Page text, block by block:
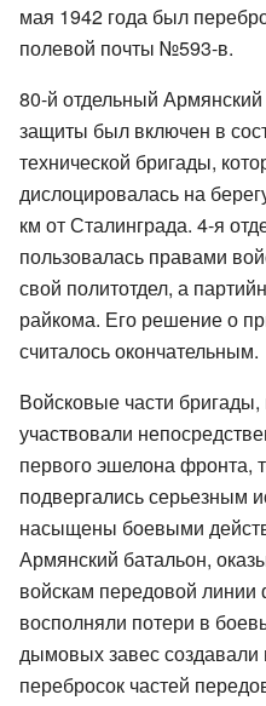
мая 1942 года был
полевой почты №593-в.
80-й отдельный
защиты был включен в
технической бригады,
дислоцировалась на
км от Сталинграда. 4-я
пользовалась правами
свой политотдел, а
райкома. Его решение о
считалось окончательным.
Войсковые части
участвовали
первого эшелона фронта,
подвергались серьезным
насыщены боевыми
Армянский батальон,
войскам передовой линии
восполняли потери в
дымовых завес
перебросок частей